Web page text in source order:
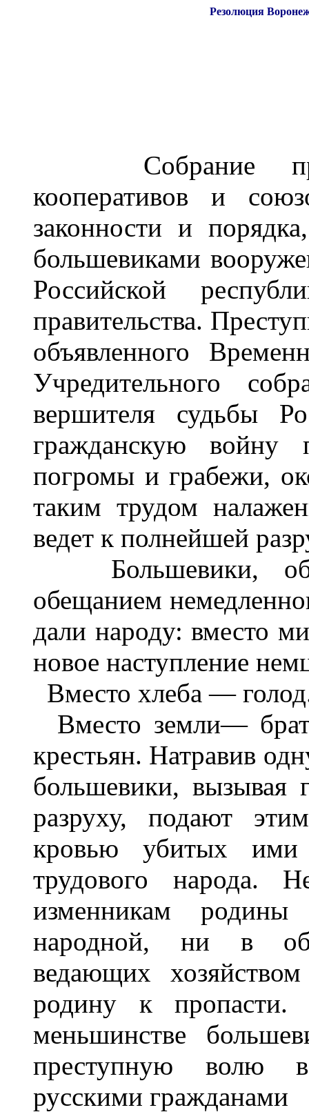
Резолюция
Собрание
кооперативов и
законности и
большевиками
Российской
правительства.
объявленного
Учредительного
вершителя судьбы
гражданскую войну
погромы и грабежи,
таким трудом
ведет к полнейшей
Большевики,
обещанием
дали народу: вместо
новое наступление
Вместо хлеба —
Вместо земли—
крестьян. Натравив
большевики, вызывая
разруху, подают
кровью убитых ими
трудового народа.
изменникам
народной, ни в
ведающих
родину к
меньшинстве
преступную волю
русскими гражданами